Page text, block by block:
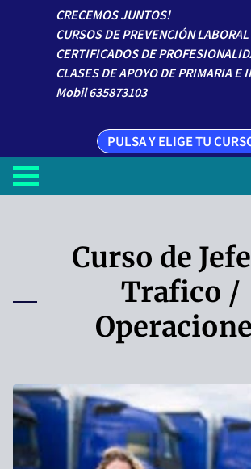
CRECEMOS JUNTOS!
CURSOS DE PREVENCIÓN LABORAL
CERTIFICADOS DE
CLASES DE APOYO DE PRIMARIA E
Mobil 635873103
PULSA Y ELIGE TU
Curso de
Trafico /